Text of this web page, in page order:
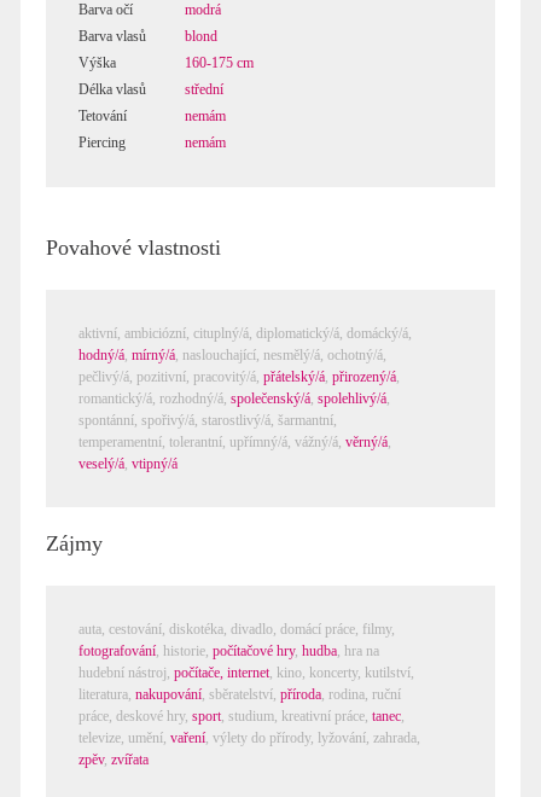
Barva očí
modrá
Barva vlasů
blond
Výška
160-175 cm
Délka vlasů
střední
Tetování
nemám
Piercing
nemám
Povahové vlastnosti
aktivní, ambiciózní, cituplný/á, diplomatický/á, domácký/á,
hodný/á, mírný/á, naslouchající, nesmělý/á, ochotný/á,
pečlivý/á, pozitivní, pracovitý/á, přátelský/á, přirozený/á,
romantický/á, rozhodný/á, společenský/á, spolehlivý/á,
spontánní, spořivý/á, starostlivý/á, šarmantní,
temperamentní, tolerantní, upřímný/á, vážný/á, věrný/á,
veselý/á, vtipný/á
Zájmy
auta, cestování, diskotéka, divadlo, domácí práce, filmy,
fotografování, historie, počítačové hry, hudba, hra na
hudební nástroj, počítače, internet, kino, koncerty, kutilství,
literatura, nakupování, sběratelství, příroda, rodina, ruční
práce, deskové hry, sport, studium, kreativní práce, tanec,
televize, umění, vaření, výlety do přírody, lyžování, zahrada,
zpěv, zvířata